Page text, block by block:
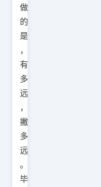
做
的
是
，
有
多
远
，
撇
多
远
。
毕